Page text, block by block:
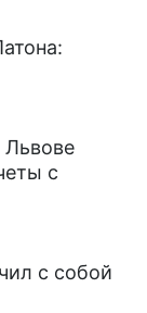
Львове
с
с собой